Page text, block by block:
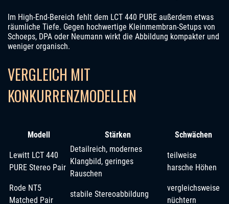
Im High-End-Bereich fehlt dem LCT 440 PURE außerdem etwas
räumliche Tiefe. Gegen hochwertige Kleinmembran-Setups von
Schoeps, DPA oder Neumann wirkt die Abbildung kompakter und
weniger organisch.
VERGLEICH MIT
KONKURRENZMODELLEN
Modell Stärken Schwächen
Lewitt LCT 440
PURE Stereo Pair
Detailreich, modernes
Klangbild, geringes
Rauschen
teilweise
harsche Höhen
Rode NT5
Matched Pair
stabile Stereoabbildung
vergleichsweise
nüchtern